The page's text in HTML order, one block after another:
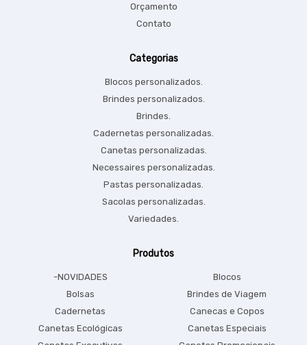
Orçamento
Contato
Categorias
Blocos personalizados.
Brindes personalizados.
Brindes.
Cadernetas personalizadas.
Canetas personalizadas.
Necessaires personalizadas.
Pastas personalizadas.
Sacolas personalizadas.
Variedades.
Produtos
-NOVIDADES
Blocos
Bolsas
Brindes de Viagem
Cadernetas
Canecas e Copos
Canetas Ecológicas
Canetas Especiais